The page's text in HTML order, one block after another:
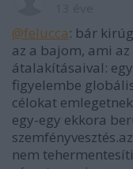
@felucca: bár
az a bajom, ami
átalakításaival:
figyelembe
célokat
egy-egy ekkora
nem